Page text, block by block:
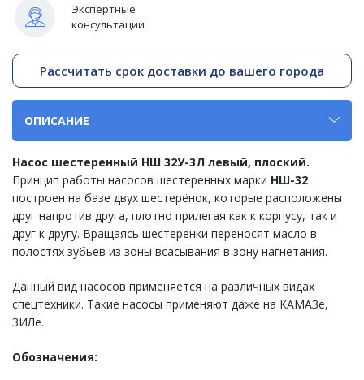
Экспертные
консультации
Рассчитать срок доставки до вашего города
ОПИСАНИЕ
Насос шестеренный НШ 32У-3Л левый, плоский.
Принцип работы насосов шестеренных марки НШ-32
построен на базе двух шестерёнок, которые расположены
друг напротив друга, плотно прилегая как к корпусу, так и
друг к другу. Вращаясь шестеренки переносят масло в
полостях зубьев из зоны всасывания в зону нагнетания.
Данный вид насосов применяется на различных видах
спецтехники. Такие насосы применяют даже на КАМАЗе,
ЗИЛе.
Обозначения: